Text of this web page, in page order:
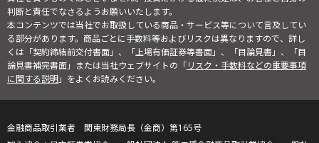
判断と責任でなさるようお願いいたします。
本コンテンツでは当社でお取扱している商品・サービス等について言及してい
る部分があります。商品ごとに手数料等およびリスクは異なりますので、詳し
くは「契約締結前交付書面」、「上場有価証券等書面」、「目論見書」、「目
論見書補完書面」または当社ウェブサイトの「リスク・手数料などの重要事項
に関する説明」をよくお読みください。
金融商品取引業者 関東財務局長（金商）第165号